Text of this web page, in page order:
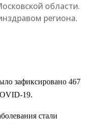
области.
региона.
зафиксировано 467
19.
стали